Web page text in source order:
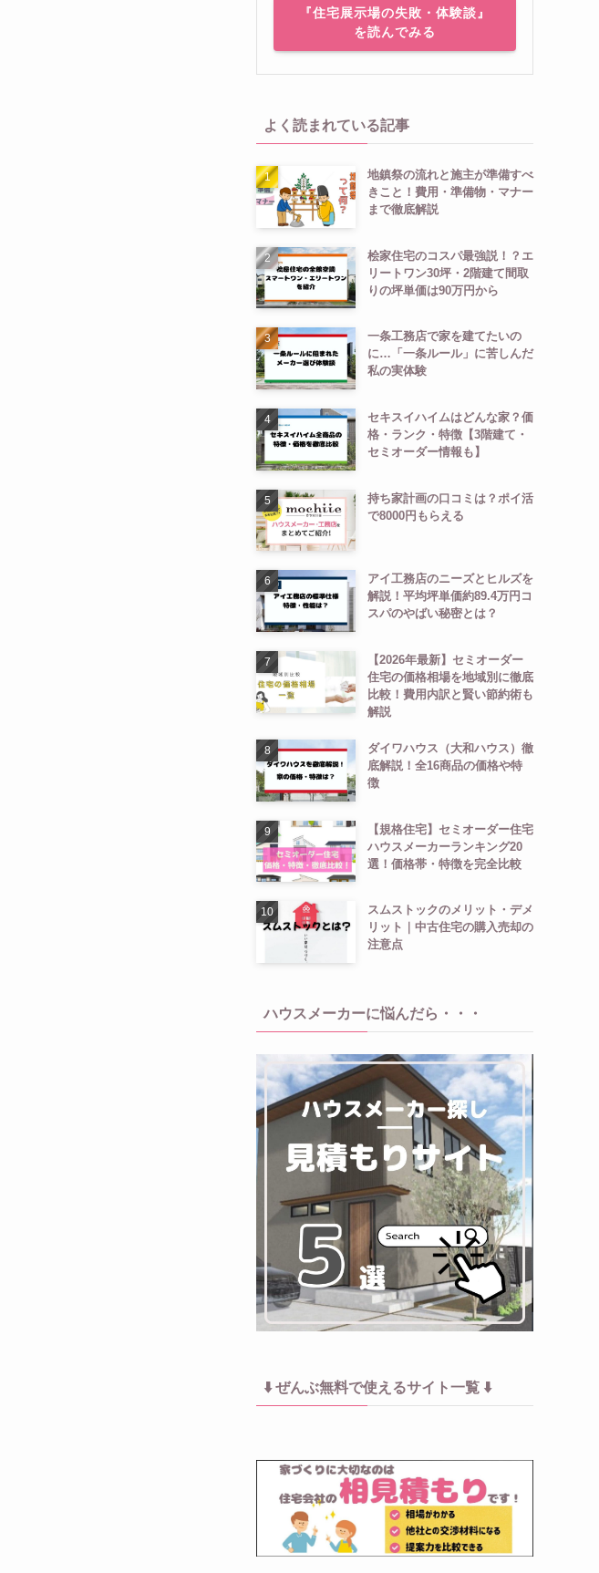
『住宅展示場の失敗・体験談』
を読んでみる
よく読まれている記事
地鎮祭の流れと施主が準備すべ
きこと！費用・準備物・マナー
まで徹底解説
桧家住宅のコスパ最強説！？エ
リートワン30坪・2階建て間取
りの坪単価は90万円から
一条工務店で家を建てたいの
に…「一条ルール」に苦しんだ
私の実体験
セキスイハイムはどんな家？価
格・ランク・特徴【3階建て・
セミオーダー情報も】
持ち家計画の口コミは？ポイ活
で8000円もらえる
アイ工務店のニーズとヒルズを
解説！平均坪単価約89.4万円コ
スパのやばい秘密とは？
【2026年最新】セミオーダー
住宅の価格相場を地域別に徹底
比較！費用内訳と賢い節約術も
解説
ダイワハウス（大和ハウス）徹
底解説！全16商品の価格や特
徴
【規格住宅】セミオーダー住宅
ハウスメーカーランキング20
選！価格帯・特徴を完全比較
スムストックのメリット・デメ
リット｜中古住宅の購入売却の
注意点
ハウスメーカーに悩んだら・・・
⬇️ ぜんぶ無料で使えるサイト一覧 ⬇️